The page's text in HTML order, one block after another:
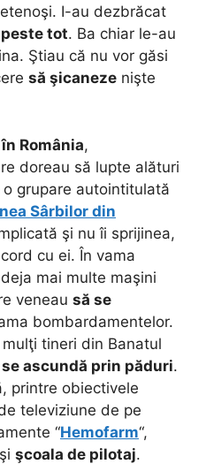
I-au dezbrăcat
tot. Ba chiar le-au
Ştiau că nu vor găsi
să şicaneze nişte
în România,
doreau să lupte alături
grupare autointitulată
Sârbilor din
şi nu îi sprijinea,
cu ei. În vama
mai multe maşini
veneau să se
bombardamentelor.
tineri din Banatul
ascundă prin păduri.
printre obiectivele
televiziune de pe
“Hemofarm“,
şcoala de pilotaj.